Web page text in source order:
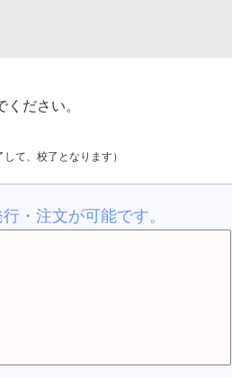
ださい。
て、校了となります）
・注文が可能です。